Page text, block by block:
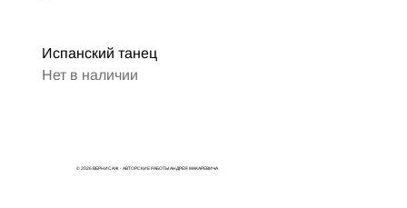
Испанский танец
Нет в наличии
© 2026 ВЕРНИСАЖ - АВТОРСКИЕ РАБОТЫ АНДРЕЯ МАКАРЕВИЧА